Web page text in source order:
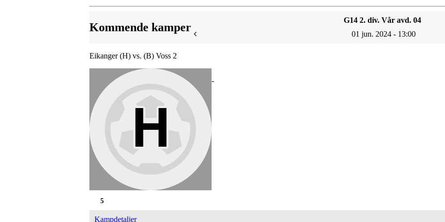
Kommende kamper
G14 2. div. Vår avd. 04
01 jun. 2024 - 13:00
Eikanger (H) vs. (B) Voss 2
-
5
Kampdetaljer